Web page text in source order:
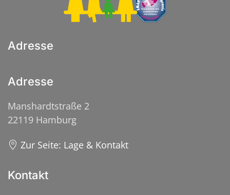
Adresse
Adresse
Manshardtstraße 2
22119 Hamburg
Zur Seite: Lage & Kontakt
Kontakt